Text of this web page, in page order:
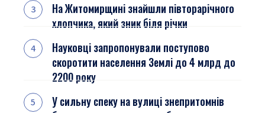
На Житомирщині знайшли півторарічного
хлопчика, який зник біля річки
Науковці запропонували поступово
скоротити населення Землі до 4 млрд до
2200 року
У сильну спеку на вулиці знепритомнів